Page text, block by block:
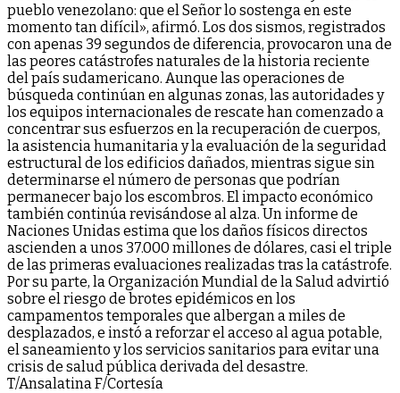
pueblo venezolano: que el Señor lo sostenga en este
momento tan difícil», afirmó. Los dos sismos, registrados
con apenas 39 segundos de diferencia, provocaron una de
las peores catástrofes naturales de la historia reciente
del país sudamericano. Aunque las operaciones de
búsqueda continúan en algunas zonas, las autoridades y
los equipos internacionales de rescate han comenzado a
concentrar sus esfuerzos en la recuperación de cuerpos,
la asistencia humanitaria y la evaluación de la seguridad
estructural de los edificios dañados, mientras sigue sin
determinarse el número de personas que podrían
permanecer bajo los escombros. El impacto económico
también continúa revisándose al alza. Un informe de
Naciones Unidas estima que los daños físicos directos
ascienden a unos 37.000 millones de dólares, casi el triple
de las primeras evaluaciones realizadas tras la catástrofe.
Por su parte, la Organización Mundial de la Salud advirtió
sobre el riesgo de brotes epidémicos en los
campamentos temporales que albergan a miles de
desplazados, e instó a reforzar el acceso al agua potable,
el saneamiento y los servicios sanitarios para evitar una
crisis de salud pública derivada del desastre.
T/Ansalatina F/Cortesía